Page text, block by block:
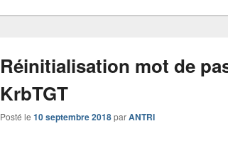
Réinitialisation mot de
KrbTGT
Posté le 10 septembre 2018parANTRI